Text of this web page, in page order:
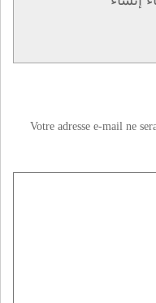
Votre adresse e-mail ne